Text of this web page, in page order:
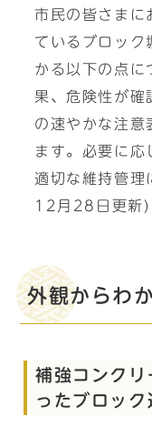
市民の皆さまに
ているブロック
かる以下の点に
果、危険性が確
の速やかな注意
ます。必要に応
適切な維持管
12月28日更新)
外観からわ
補強コンクリ
ったブロッ